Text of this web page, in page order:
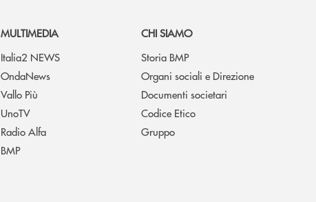
MULTIMEDIA
Italia2 NEWS
OndaNews
Vallo Più
UnoTV
Radio Alfa
BMP
CHI SIAMO
Storia BMP
Organi sociali e Direzione
Documenti societari
Codice Etico
Gruppo